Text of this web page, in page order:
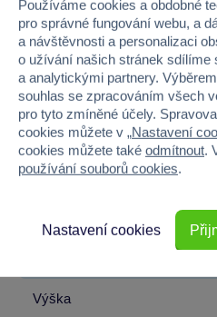
Značka
Licence
Řada
Věk od
Pohlaví
Výška
Používáme cookies a obdobné
pro správné fungování webu, a
a návštěvnosti a personalizaci
o užívání našich stránek sdílíme
a analytickými partnery. Výběrem
souhlas se zpracováním všech
pro tyto zmíněné účely.
cookies můžete v „Nastavení
cookies můžete také odmítnout.
používání souborů cookies.
Nastavení cookies